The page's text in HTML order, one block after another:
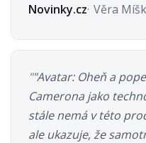
Novinky.cz Věra
"Avatar: Oheň a
Camerona jako
stále nemá v této
ale ukazuje, že